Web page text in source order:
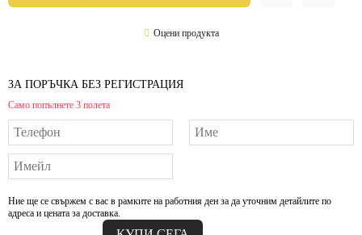
Оцени продукта
ЗА ПОРЪЧКА БЕЗ РЕГИСТРАЦИЯ
Само попълнете 3 полета
Ние ще се свържем с вас в рамките на работния ден за да уточним детайлите по
адреса и цената за доставка.